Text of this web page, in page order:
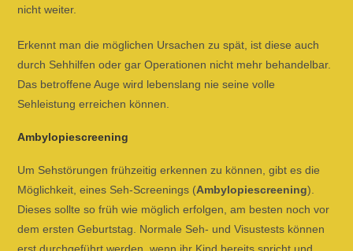
nicht weiter.
Erkennt man die möglichen Ursachen zu spät, ist diese auch
durch Sehhilfen oder gar Operationen nicht mehr behandelbar.
Das betroffene Auge wird lebenslang nie seine volle
Sehleistung erreichen können.
Ambylopiescreening
Um Sehstörungen frühzeitig erkennen zu können, gibt es die
Möglichkeit, eines Seh-Screenings (Ambylopiescreening).
Dieses sollte so früh wie möglich erfolgen, am besten noch vor
dem ersten Geburtstag. Normale Seh- und Visustests können